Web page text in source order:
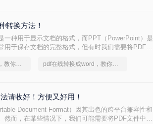
转换方法！
一种用于显示文档的格式，而PPT（PowerPoint）是
用于保存文档的完整格式，但有时我们需要将PDF文
为PPT文件。
pdf怎么转换成word，教你一个方法 pdf在线转换成word，教你一个方法
请收好！方便又好用！
Document Format）因其出色的跨平台兼容性和
然而，在某些情况下，我们可能需要将PDF文件中的